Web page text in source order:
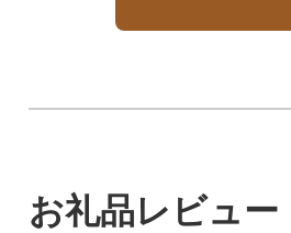
お礼品レビュー